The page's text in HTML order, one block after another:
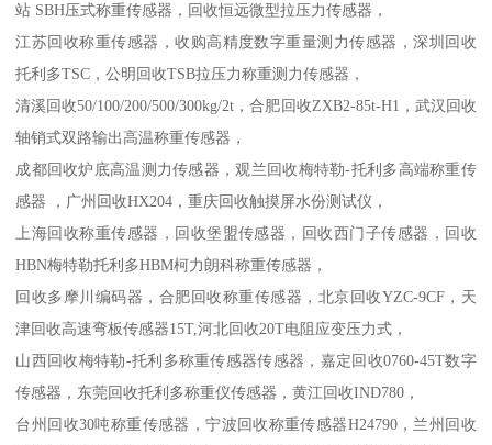
站 SBH压式称重传感器，回收恒远微型拉压力传感器，
江苏回收称重传感器，收购高精度数字重量测力传感器，深圳回收
托利多TSC，公明回收TSB拉压力称重测力传感器，
清溪回收50/100/200/500/300kg/2t，合肥回收ZXB2-85t-H1，武汉回收
轴销式双路输出高温称重传感器，
成都回收炉底高温测力传感器，观兰回收梅特勒-托利多高端称重传
感器 ，广州回收HX204，重庆回收触摸屏水份测试仪，
上海回收称重传感器，回收堡盟传感器，回收西门子传感器，回收
HBN梅特勒托利多HBM柯力朗科称重传感器，
回收多摩川编码器，合肥回收称重传感器，北京回收YZC-9CF，天
津回收高速弯板传感器15T,河北回收20T电阻应变压力式，
山西回收梅特勒-托利多称重传感器传感器，嘉定回收0760-45T数字
传感器，东莞回收托利多称重仪传感器，黄江回收IND780，
台州回收30吨称重传感器，宁波回收称重传感器H24790，兰州回收